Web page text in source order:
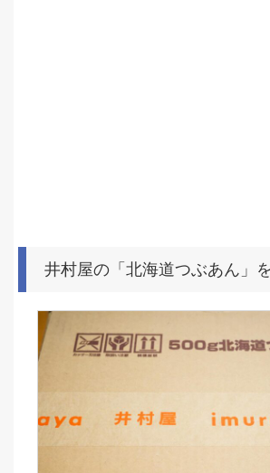
井村屋の「北海道つぶあん」